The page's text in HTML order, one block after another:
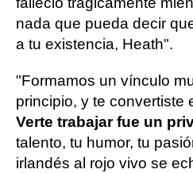
nada que pueda decir
a tu existencia, Heath".
"Formamos un vínculo
principio, y te convertiste
Verte trabajar fue un
talento, tu humor, tu
irlandés al rojo vivo se